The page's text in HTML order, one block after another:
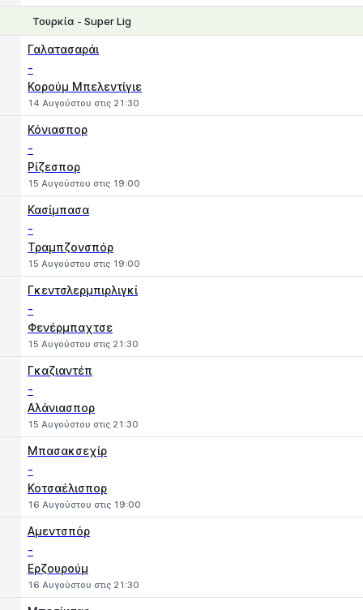
Τουρκία - Super Lig
Γαλατασαράι
-
Κορούμ Μπελεντίγιε
14 Αυγούστου στις 21:30
Κόνιασπορ
-
Ρίζεσπορ
15 Αυγούστου στις 19:00
Κασίμπασα
-
Τραμπζονσπόρ
15 Αυγούστου στις 19:00
Γκεντσλερμπιρλιγκί
-
Φενέρμπαχτσε
15 Αυγούστου στις 21:30
Γκαζιαντέπ
-
Αλάνιασπορ
15 Αυγούστου στις 21:30
Μπασακσεχίρ
-
Κοτσαέλισπορ
16 Αυγούστου στις 19:00
Αμεντσπόρ
-
Ερζουρούμ
16 Αυγούστου στις 21:30